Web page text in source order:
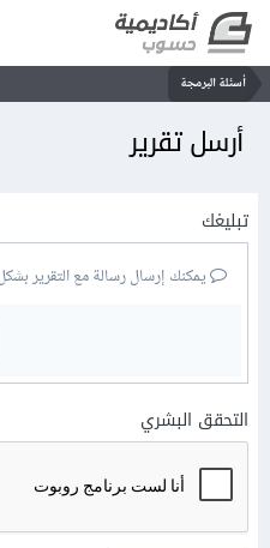
أسئلة البرمجة
أرسل تقرير
تبليغك
يمكنك إرسال رسالة مع التقرير
التحقق البشري